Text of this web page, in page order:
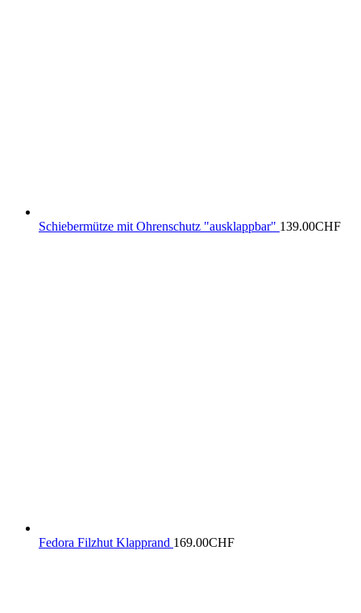
Schiebermütze mit Ohrenschutz "ausklappbar" 139.00CHF
Fedora Filzhut Klapprand 169.00CHF